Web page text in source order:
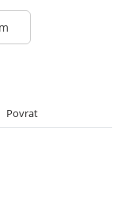
Povrat